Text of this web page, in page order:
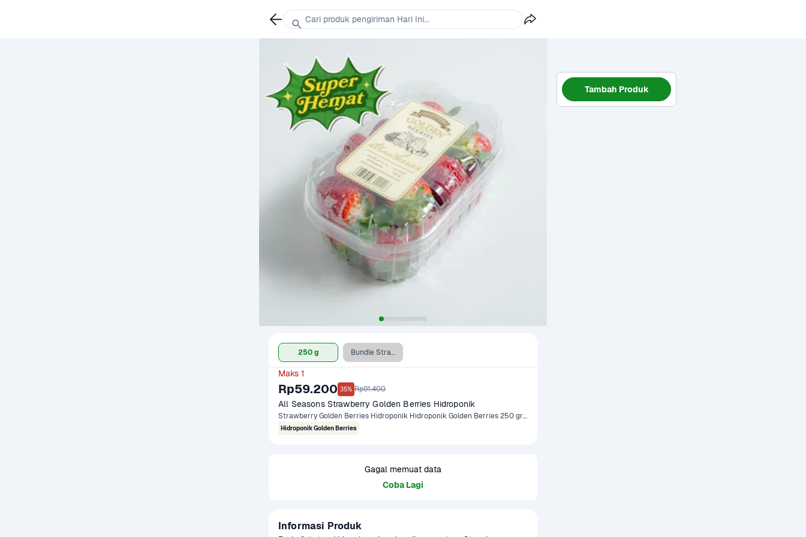
250 g Bundle Strawberry Golden Berries 250 gr dan Cadbury Chocolate Original 62 gr
Maks 1
Rp59.200 35% Rp91.400
All Seasons Strawberry Golden Berries Hidroponik
Strawberry Golden Berries Hidroponik Hidroponik Golden Berries 250 gram
Hidroponik Golden Berries
Gagal memuat data
Coba Lagi
Informasi Produk
Tambah Produk
Cari produk pengiriman Hari Ini...